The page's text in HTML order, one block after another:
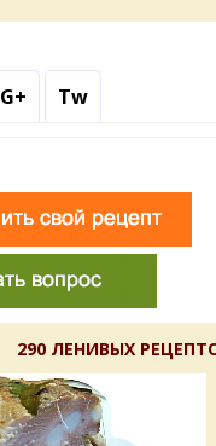
G+ Tw
290 ЛЕНИВЫХ